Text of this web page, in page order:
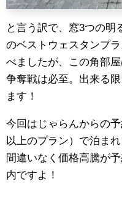
と言う訳で、窓3つの明
のベストウェスタンプ
べましたが、この角部
争奪戦は必至。出来る
ます！
今回はじゃらんからの
以上のプラン）で泊ま
間違いなく価格高騰が
内ですよ！